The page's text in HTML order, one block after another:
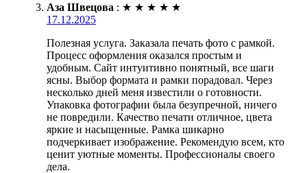
Аза Швецова : ★ ★ ★ ★ ★
17.12.2025
Полезная услуга. Заказала печать фото с рамкой.
Процесс оформления оказался простым и
удобным. Сайт интуитивно понятный, все шаги
ясны. Выбор формата и рамки порадовал. Через
несколько дней меня известили о готовности.
Упаковка фотографии была безупречной, ничего
не повредили. Качество печати отличное, цвета
яркие и насыщенные. Рамка шикарно
подчеркивает изображение. Рекомендую всем, кто
ценит уютные моменты. Профессионалы своего
дела.